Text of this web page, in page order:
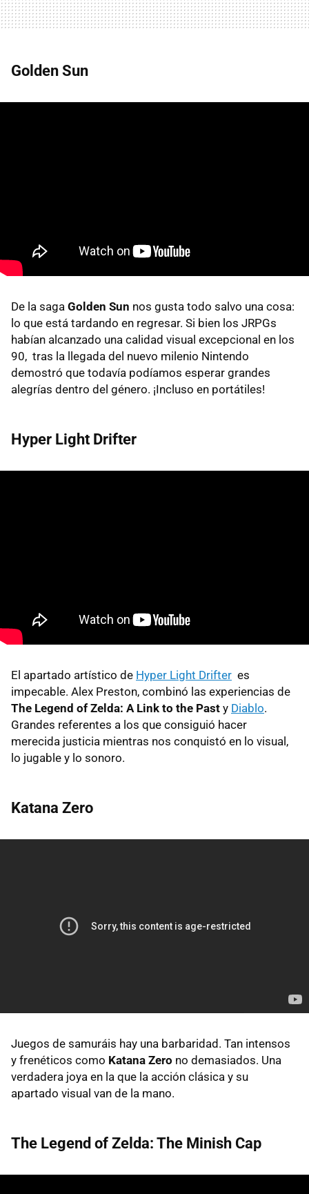
Golden Sun
De la saga Golden Sun nos gusta todo salvo una cosa:
lo que está tardando en regresar. Si bien los JRPGs
habían alcanzado una calidad visual excepcional en los
90, tras la llegada del nuevo milenio Nintendo
demostró que todavía podíamos esperar grandes
alegrías dentro del género. ¡Incluso en portátiles!
Hyper Light Drifter
El apartado artístico de Hyper Light Drifter es
impecable. Alex Preston, combinó las experiencias de
The Legend of Zelda: A Link to the Past y Diablo.
Grandes referentes a los que consiguió hacer
merecida justicia mientras nos conquistó en lo visual,
lo jugable y lo sonoro.
Katana Zero
Juegos de samuráis hay una barbaridad. Tan intensos
y frenéticos como Katana Zero no demasiados. Una
verdadera joya en la que la acción clásica y su
apartado visual van de la mano.
The Legend of Zelda: The Minish Cap